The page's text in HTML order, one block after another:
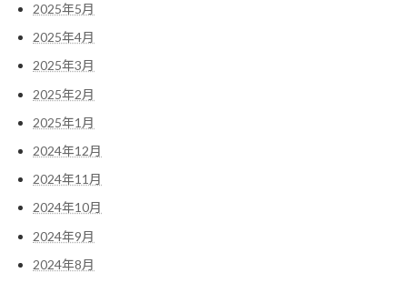
2025年5月
2025年4月
2025年3月
2025年2月
2025年1月
2024年12月
2024年11月
2024年10月
2024年9月
2024年8月